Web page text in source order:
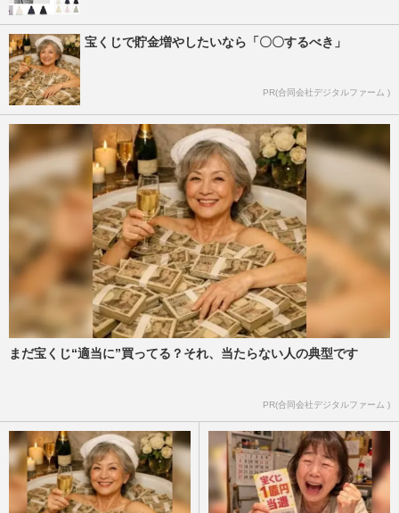
宝くじで貯金増やしたいなら「〇〇するべき」
PR(合同会社デジタルファーム )
まだ宝くじ“適当に”買ってる？それ、当たらない人の典型です
PR(合同会社デジタルファーム )